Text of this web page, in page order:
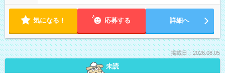
気になる！ 応募する 詳細へ
掲載日：2026.08.05
未読